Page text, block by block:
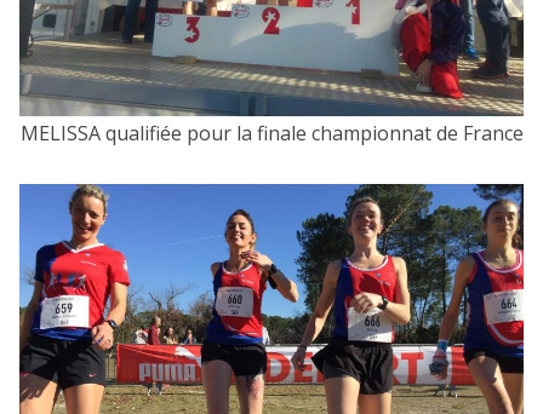
MELISSA qualifiée pour la finale championnat de France